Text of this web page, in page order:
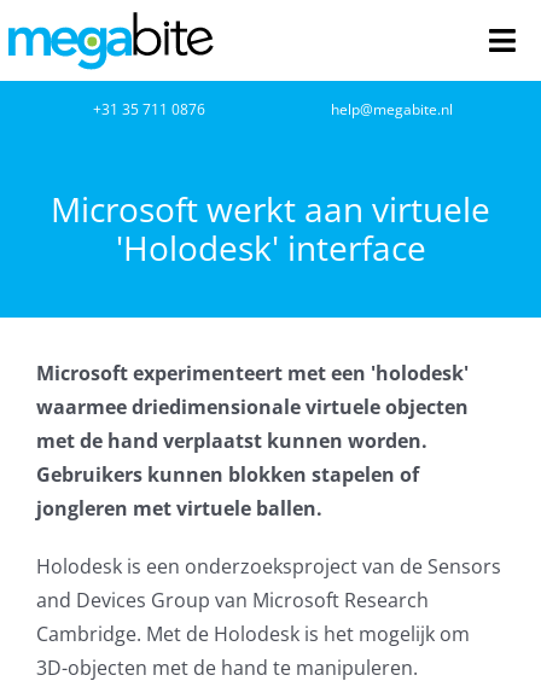
naar
inhoud
Netwerkbeheer
Cloud Computing
VOIP
Microsoft NCE
AVG
Office365
+31 35 711 0876 help@megabite.nl
Microsoft werkt aan virtuele
'Holodesk' interface
Microsoft experimenteert met een 'holodesk'
waarmee driedimensionale virtuele objecten
met de hand verplaatst kunnen worden.
Gebruikers kunnen blokken stapelen of
jongleren met virtuele ballen.
Holodesk is een onderzoeksproject van de Sensors
and Devices Group van Microsoft Research
Cambridge. Met de Holodesk is het mogelijk om
3D-objecten met de hand te manipuleren.